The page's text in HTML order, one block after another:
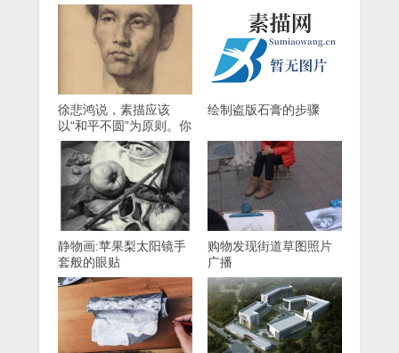
徐悲鸿说，素描应该
以“和平不圆”为原则。你
真的明白吗？
绘制盗版石膏的步骤
静物画:苹果梨太阳镜手
套般的眼贴
购物发现街道草图照片
广播